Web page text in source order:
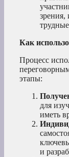
зрения,
Как
Процесс
этапы:
для
иметь
и